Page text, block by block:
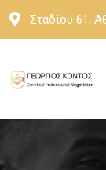
Skip
Σταδίου 61,